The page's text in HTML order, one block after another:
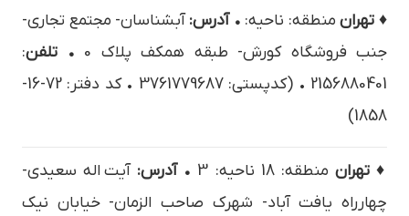
♦ تهران منطقه: ناحیه: • آدرس:آبشناسان- مجتمع تجاری-
جنب فروشگاه کورش- طبقه همکف پلاک 0
• تلفن:
2156880401 • (کدپستی: 3761779687 • کد دفتر: 72-16-
1858)
♦ تهران منطقه: 18 ناحیه: 3 • آدرس:آیت اله سعیدی-
چهارراه یافت آباد- شهرک صاحب الزمان- خیابان نیک